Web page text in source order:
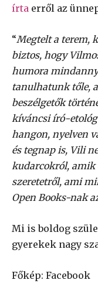
írta erről az
“Megtelt a terem,
biztos, hogy
humora
tanulhatunk tőle,
beszélgetők
kíváncsi író-
hangon, nyelven
és tegnap is, Vili
kudarcokról, amik
szeretetről, ami
Open Books-nak
Mi is boldog
gyerekek nagy
Főkép: Facebook